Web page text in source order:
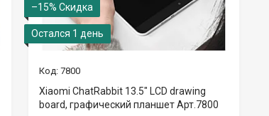
–15%
Остался 1 день
7800
Xiaomi ChatRabbit 13.5" LCD drawing
board, графический планшет Арт.7800